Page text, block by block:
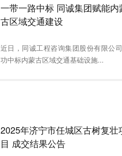
一带一路中标 同诚集团赋能内
古区域交通建设
近日，同诚工程咨询集团股份有限公
功中标内蒙古区域交通基础设施...
2025年济宁市任城区古树复壮
目 成交结果公告